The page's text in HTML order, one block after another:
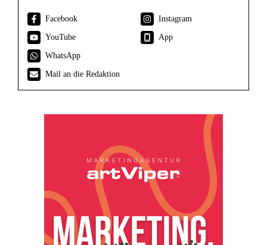
Facebook
Instagram
YouTube
App
WhatsApp
Mail an die Redaktion